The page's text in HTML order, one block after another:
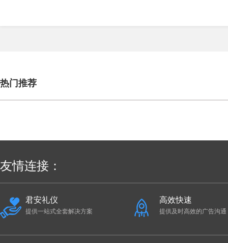
热门推荐
友情连接：
君安礼仪
提供一站式全套解决方案
高效快速
提供及时高效的广告沟通